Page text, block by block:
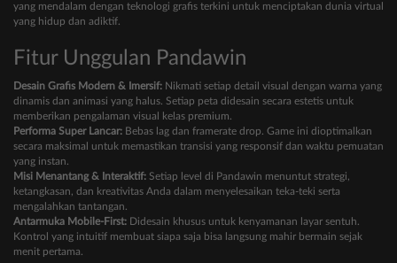
yang mendalam dengan teknologi grafis terkini untuk menciptakan dunia virtual
yang hidup dan adiktif.
Fitur Unggulan Pandawin
Desain Grafis Modern & Imersif: Nikmati setiap detail visual dengan warna yang
dinamis dan animasi yang halus. Setiap peta didesain secara estetis untuk
memberikan pengalaman visual kelas premium.
Performa Super Lancar: Bebas lag dan framerate drop. Game ini dioptimalkan
secara maksimal untuk memastikan transisi yang responsif dan waktu pemuatan
yang instan.
Misi Menantang & Interaktif: Setiap level di Pandawin menuntut strategi,
ketangkasan, dan kreativitas Anda dalam menyelesaikan teka-teki serta
mengalahkan tantangan.
Antarmuka Mobile-First: Didesain khusus untuk kenyamanan layar sentuh.
Kontrol yang intuitif membuat siapa saja bisa langsung mahir bermain sejak
menit pertama.